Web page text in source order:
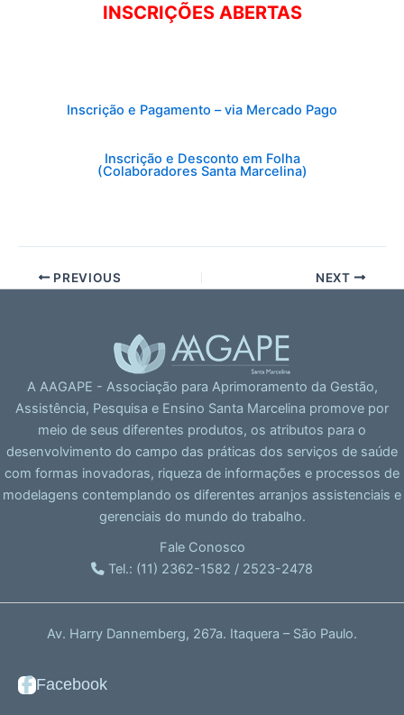
INSCRIÇÕES ABERTAS
Inscrição e Pagamento – via Mercado Pago
Inscrição e Desconto em Folha
(Colaboradores Santa Marcelina)
PREVIOUS NEXT
A AAGAPE - Associação para Aprimoramento da Gestão,
Assistência, Pesquisa e Ensino Santa Marcelina promove por
meio de seus diferentes produtos, os atributos para o
desenvolvimento do campo das práticas dos serviços de saúde
com formas inovadoras, riqueza de informações e processos de
modelagens contemplando os diferentes arranjos assistenciais e
gerenciais do mundo do trabalho.
Fale Conosco
Tel.: (11) 2362-1582 / 2523-2478
Av. Harry Dannemberg, 267a. Itaquera – São Paulo.
Facebook